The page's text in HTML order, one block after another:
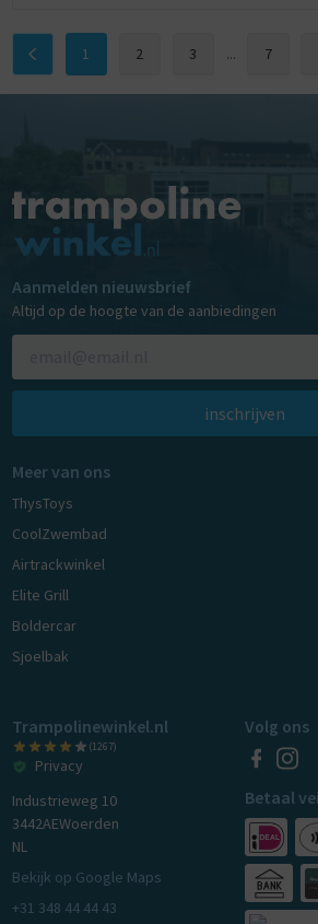
1 2 3 ... 7
Aanmelden nieuwsbrief
Altijd op de hoogte van de aanbiedingen
inschrijven
Meer van ons
ThysToys
CoolZwembad
Airtrackwinkel
Elite Grill
Boldercar
Sjoelbak
Trampolinewinkel.nl
(1267)
Privacy
Industrieweg 10
3442AEWoerden
NL
Bekijk op Google Maps
+31 348 44 44 43
Volg ons
Betaal